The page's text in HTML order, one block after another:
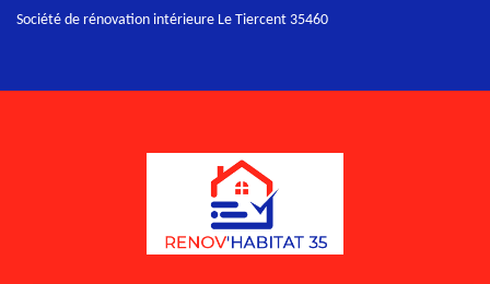
Société de rénovation intérieure Le Tiercent 35460